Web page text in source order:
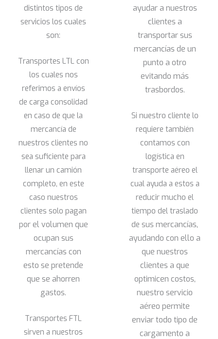
distintos tipos de
servicios los cuales
son:
Transportes LTL con
los cuales nos
referimos a envíos
de carga consolidad
en caso de que la
mercancía de
nuestros clientes no
sea suficiente para
llenar un camión
completo, en este
caso nuestros
clientes solo pagan
porel volumen que
ocupan sus
mercancías con
esto se pretende
que se ahorren
gastos.
Transportes FTL
sirven a nuestros
ayudar a nuestros
clientes a
transportar sus
mercancías de un
punto a otro
evitando más
trasbordos.
Si nuestro cliente lo
requiere también
contamos con
logística en
transporte aéreo el
cual ayuda a estos a
reducir mucho el
tiempo del traslado
de sus mercancías,
ayudando con ello a
que nuestros
clientes a que
optimicen costos,
nuestro servicio
aéreo permite
enviar todo tipo de
cargamento a